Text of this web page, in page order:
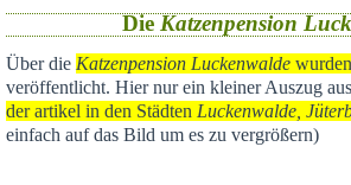
Die Katzenpension
Über die Katzenpension Luckenwalde
veröffentlicht. Hier nur ein kleiner Auszug
der artikel in den Städten Luckenwalde,
einfach auf das Bild um es zu vergrößern)